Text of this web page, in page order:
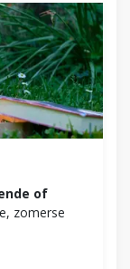
of
zomerse